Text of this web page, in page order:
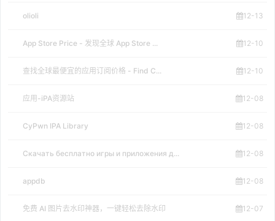
olioli 12-13
App Store Price - 发现全球 App Store ... 12-10
查找全球最便宜的应用订阅价格 - Find C... 12-10
应用-iPA资源站 12-08
CyPwn IPA Library 12-08
Скачать бесплатно игры и приложения д... 12-08
appdb 12-08
免费 AI 图片去水印神器，一键轻松去除水印 12-07